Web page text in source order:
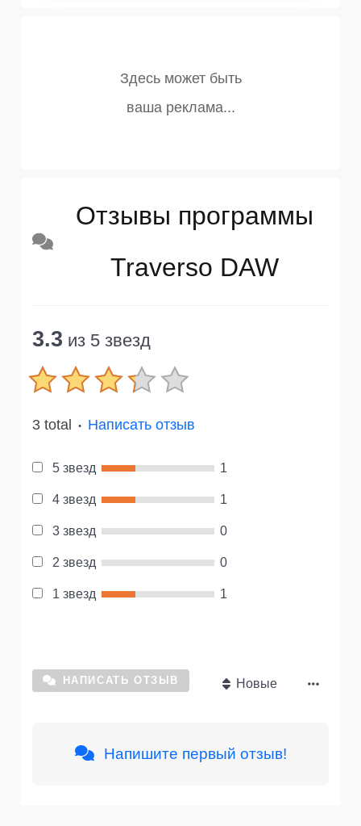
Отзывы программы
Traverso DAW
3.3 из 5 звезд
3 total ● Написать отзыв
5 звезд 1
4 звезд 1
3 звезд 0
2 звезд 0
1 звезд 1
НАПИСАТЬ ОТЗЫВ Новые
Напишите первый отзыв!